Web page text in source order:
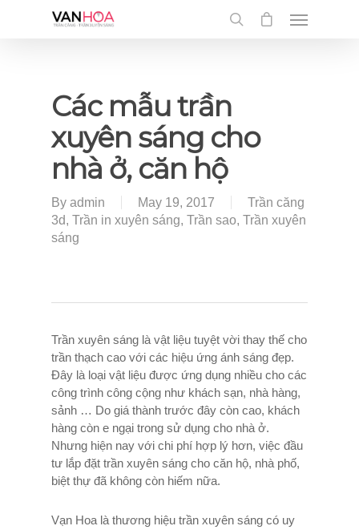
UA-126034232-1
Các mẫu trần
xuyên sáng cho
nhà ở, căn hộ
By admin May 19, 2017
Trần căng
3d, Trần in xuyên sáng, Trần sao, Trần xuyên
sáng
Trần xuyên sáng là vật liệu tuyệt vời thay thế cho
trần thạch cao với các hiệu ứng ánh sáng đẹp.
Đây là loại vật liệu được ứng dụng nhiều cho các
công trình công cộng như khách sạn, nhà hàng,
sảnh … Do giá thành trước đây còn cao, khách
hàng còn e ngại trong sử dụng cho nhà ở.
Nhưng hiện nay với chi phí hợp lý hơn, việc đầu
tư lắp đặt trần xuyên sáng cho căn hộ, nhà phố,
biệt thự đã không còn hiếm nữa.
Vạn Hoa là thương hiệu trần xuyên sáng có uy